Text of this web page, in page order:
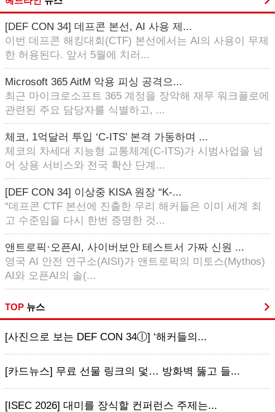
[DEF CON 34] 데프콘 본선, AI 사용 제...
이번 데프콘 해킹대회(CTF) 본선에서는 AI의 사용이 무제
한 허용된다. 앞서 5월에 치러...
Microsoft 365 AitM 악용 피싱 공격으...
최근 마이크로소프트 365 계정을 장악해 재무 워크플로에
관련된 주요 담당자를 식별하고, ...
체코, 1억달러 투입 ‘C-ITS’ 본격 가동하며 ...
체코의 차세대 지능형 교통체계(C-ITS)가 시범사업을 넘
어 상용 서비스와 전국 확산 단계...
[DEF CON 34] 이상중 KISA 원장 “K-...
“데프콘 CTF 본선에 진출한 우리 해커들은 이미 세계 최
고 수준임을 다시 한번 증명한 것...
앤트로픽·오픈AI, 사이버보안 테스트서 가짜 신원 ...
영국 AI 안전 연구소(AISI)가 앤트로픽의 미토스(Mythos)
AI와 오픈AI의 솔(...
TOP 뉴스
[사진으로 보는 DEF CON 34ⓛ] ‘해커들의...
[카드뉴스] 무료 선물 링크의 덫… 방화벽 뚫고 들...
[ISEC 2026] 대미를 장식할 컨퍼런스 주제는...